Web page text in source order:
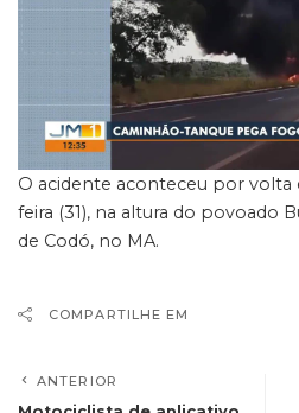
O acidente aconteceu por volta
feira (31), na altura do povoado
de Codó, no MA.
COMPARTILHE EM
ANTERIOR